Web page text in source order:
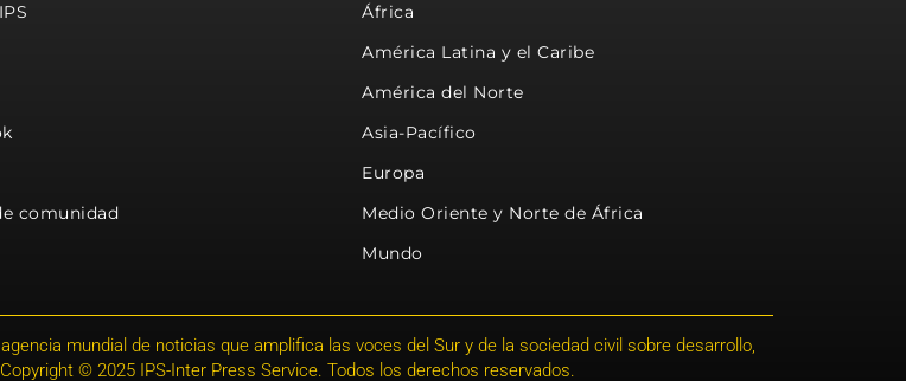
comunidad
África
América Latina y el Caribe
América del Norte
Asia-Pacífico
Europa
Medio Oriente y Norte de África
Mundo
mundial de noticias que amplifica las voces del Sur y de la sociedad civil sobre desarrollo,
© 2025 IPS-Inter Press Service. Todos los derechos reservados.